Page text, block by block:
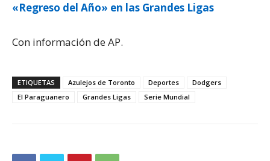
«Regreso del Año» en las Grandes Ligas
Con información de AP.
ETIQUETAS Azulejos de Toronto Deportes
Dodgers
El Paraguanero
Grandes Ligas Serie Mundial